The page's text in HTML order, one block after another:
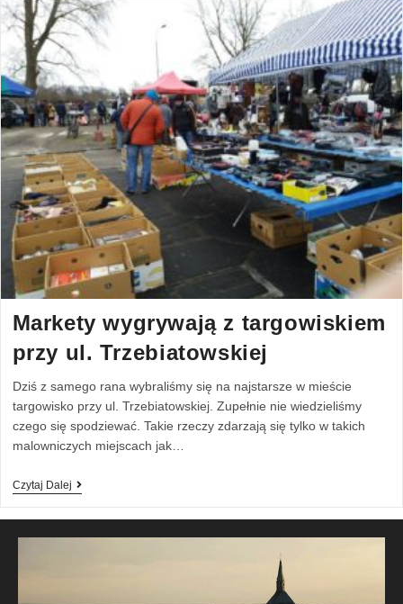
Markety wygrywają z targowiskiem
przy ul. Trzebiatowskiej
Dziś z samego rana wybraliśmy się na najstarsze w mieście
targowisko przy ul. Trzebiatowskiej. Zupełnie nie wiedzieliśmy
czego się spodziewać. Takie rzeczy zdarzają się tylko w takich
malowniczych miejscach jak…
Czytaj Dalej